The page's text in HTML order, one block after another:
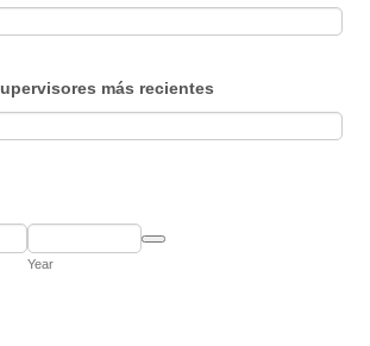
más recientes
Year
Date Picker Icon